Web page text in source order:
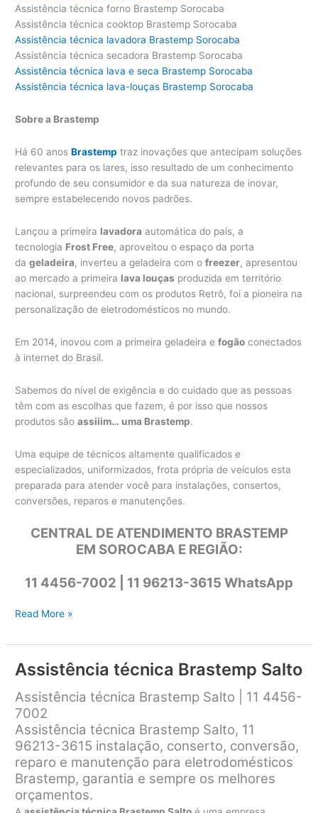
Assistência técnica forno Brastemp Sorocaba
Assistência técnica cooktop Brastemp Sorocaba
Assistência técnica lavadora Brastemp Sorocaba
Assistência técnica secadora Brastemp Sorocaba
Assistência técnica lava e seca Brastemp Sorocaba
Assistência técnica lava-louças Brastemp Sorocaba
Sobre a Brastemp
Há 60 anosBrastemp traz inovações que antecipam soluções
relevantes para os lares, isso resultado de um conhecimento
profundo de seu consumidor e da sua natureza de inovar,
sempre estabelecendo novos padrões.
Lançou a primeira lavadora automática do país, a
tecnologia Frost Free, aproveitou o espaço da porta
dageladeira, inverteu a geladeira com ofreezer, apresentou
ao mercado a primeira lava louças produzida em território
nacional, surpreendeu com os produtos Retrô, foi a pioneira na
personalização de eletrodomésticos no mundo.
Em 2014, inovou com a primeira geladeira efogão conectados
à internet do Brasil.
Sabemos do nível de exigência e do cuidado que as pessoas
têm com as escolhas que fazem, é por isso que nossos
produtos sãoassiiim… uma Brastemp.
Uma equipe de técnicos altamente qualificados e
especializados, uniformizados, frota própria de veículos esta
preparada para atender você para instalações, consertos,
conversões, reparos e manutenções.
CENTRAL DE ATENDIMENTO BRASTEMP
EM SOROCABA E REGIÃO:
11 4456-7002 | 11 96213-3615 WhatsApp
Assistência
Brastemp
Sorocaba
Read More »
Assistência técnica Brastemp Salto
Assistência técnica Brastemp Salto | 11 4456-
7002
Assistência técnica Brastemp Salto, 11
96213-3615 instalação, conserto, conversão,
reparo e manutenção para eletrodomésticos
Brastemp, garantia e sempre os melhores
orçamentos.